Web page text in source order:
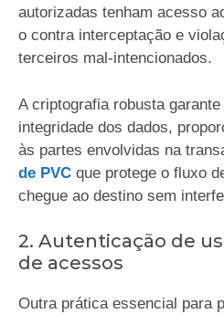
autorizadas tenham acesso
o contra interceptação e
terceiros mal-intencionados.
A criptografia robusta
integridade dos dados,
às partes envolvidas na
de PVC que protege o fluxo
chegue ao destino sem
2. Autenticação de
de acessos
Outra prática essencial para